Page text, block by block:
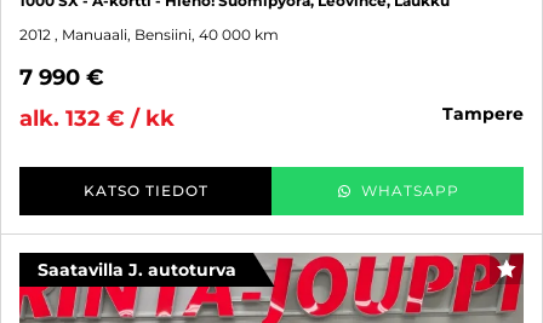
2012 , Manuaali, Bensiini, 40 000 km
7 990 €
alk. 132 € / kk
tampere
KATSO TIEDOT WHATSAPP
Saatavilla J. autoturva